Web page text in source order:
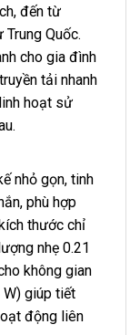
đến từ
Quốc.
cho gia đình
tải nhanh
hoạt sử
nhỏ gọn, tinh
phù hợp
thước chỉ
nhẹ 0.21
không gian
W) giúp tiết
động liên